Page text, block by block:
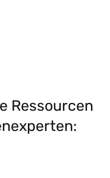
Ressourcen